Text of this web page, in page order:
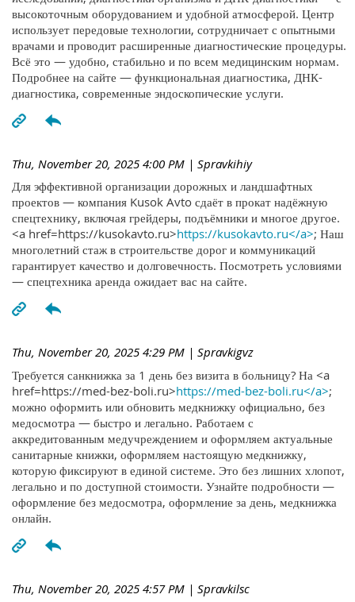
высокоточным оборудованием и удобной атмосферой. Центр
использует передовые технологии, сотрудничает с опытными
врачами и проводит расширенные диагностические процедуры.
Всё это — удобно, стабильно и по всем медицинским нормам.
Подробнее на сайте — функциональная диагностика, ДНК-
диагностика, современные эндоскопические услуги.
Thu, November 20, 2025 4:00 PM | Spravkihiy
Для эффективной организации дорожных и ландшафтных
проектов — компания Kusok Avto сдаёт в прокат надёжную
спецтехнику, включая грейдеры, подъёмники и многое другое.
<a href=https://kusokavto.ru>https://kusokavto.ru</a>; Наш
многолетний стаж в строительстве дорог и коммуникаций
гарантирует качество и долговечность. Посмотреть условиями
— спецтехника аренда ожидает вас на сайте.
Thu, November 20, 2025 4:29 PM | Spravkigvz
Требуется санкнижка за 1 день без визита в больницу? На <a
href=https://med-bez-boli.ru>https://med-bez-boli.ru</a>;
можно оформить или обновить медкнижку официально, без
медосмотра — быстро и легально. Работаем с
аккредитованным медучреждением и оформляем актуальные
санитарные книжки, оформляем настоящую медкнижку,
которую фиксируют в единой системе. Это без лишних хлопот,
легально и по доступной стоимости. Узнайте подробности —
оформление без медосмотра, оформление за день, медкнижка
онлайн.
Thu, November 20, 2025 4:57 PM | Spravkilsc